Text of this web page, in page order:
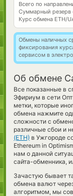
Всего по
Суммарный резерв
Курс обмена ETH/
Обмены наличных
фиксирования
сервисом в
Об обмене
Все показанные в
Эфириум в сети
метки, которые
обмена нажмите
сложности с
различные сбои и
(ETH) в Ужгороде
Ethereum in
нам о данной
сайта-обменника,
Зачастую бывает
обмена валют
алгоритмом, мы